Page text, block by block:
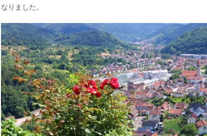
なりました。